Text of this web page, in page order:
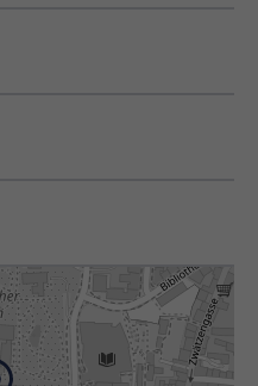
zum Institut für